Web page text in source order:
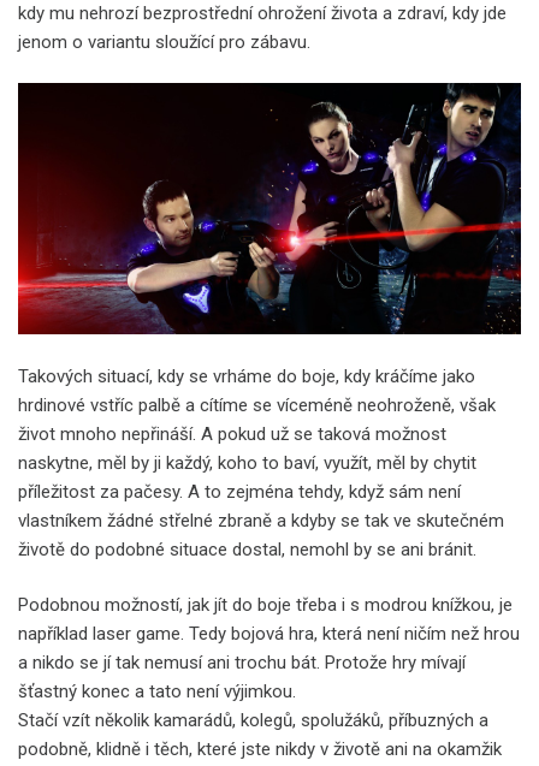
kdy mu nehrozí bezprostřední ohrožení života a zdraví, kdy jde
jenom o variantu sloužící pro zábavu.
Takových situací, kdy se vrháme do boje, kdy kráčíme jako
hrdinové vstříc palbě a cítíme se víceméně neohroženě, však
život mnoho nepřináší. A pokud už se taková možnost
naskytne, měl by ji každý, koho to baví, využít, měl by chytit
příležitost za pačesy. A to zejména tehdy, když sám není
vlastníkem žádné střelné zbraně a kdyby se tak ve skutečném
životě do podobné situace dostal, nemohl by se ani bránit.
Podobnou možností, jak jít do boje třeba i s modrou knížkou, je
například laser game. Tedy bojová hra, která není ničím než hrou
a nikdo se jí tak nemusí ani trochu bát. Protože hry mívají
šťastný konec a tato není výjimkou.
Stačí vzít několik kamarádů, kolegů, spolužáků, příbuzných a
podobně, klidně i těch, které jste nikdy v životě ani na okamžik